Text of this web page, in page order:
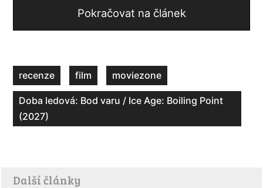
Pokračovat na článek
recenze film moviezone
Doba ledová: Bod varu / Ice Age: Boiling Point
(2027)
Další články